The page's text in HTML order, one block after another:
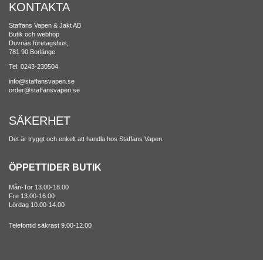
KONTAKTA
Staffans Vapen & Jakt AB
Butik och webhop
Duvnäs företagshus,
781 90 Borlänge
Tel: 0243-230504
info@staffansvapen.se
order@staffansvapen.se
SÄKERHET
Det är tryggt och enkelt att handla hos Staffans Vapen.
ÖPPETTIDER BUTIK
Mån-Tor 13.00-18.00
Fre 13.00-16.00
Lördag 10.00-14.00
Telefontid säkrast 9.00-12.00